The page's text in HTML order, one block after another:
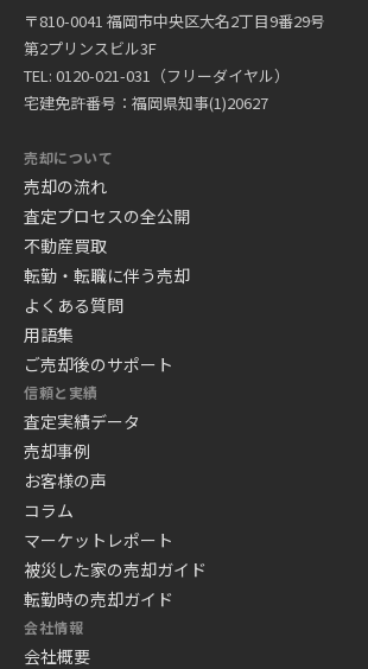
〒810-0041 福岡市中央区大名2丁目9番29号
第2プリンスビル3F
TEL: 0120-021-031（フリーダイヤル）
宅建免許番号：福岡県知事(1)20627
売却について
売却の流れ
査定プロセスの全公開
不動産買取
転勤・転職に伴う売却
よくある質問
用語集
ご売却後のサポート
信頼と実績
査定実績データ
売却事例
お客様の声
コラム
マーケットレポート
被災した家の売却ガイド
転勤時の売却ガイド
会社情報
会社概要